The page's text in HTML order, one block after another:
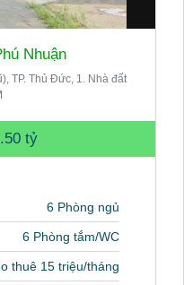
Nhuận
TP. Thủ Đức, 1. Nhà đất
tỷ
6 Phòng ngủ
6 Phòng tắm/WC
thuê 15 triệu/tháng